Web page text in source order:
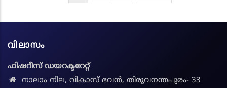
വിലാസം
ഫിഷറീസ് ഡയറക്ടറേറ്റ്
നാലാം നില, വികാസ് ഭവൻ, തിരുവനന്തപുരം- 33